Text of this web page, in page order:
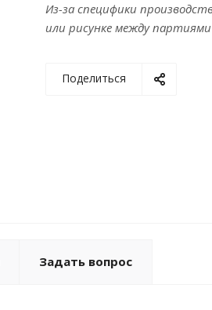
Из-за специфики
или рисунке между
Поделиться
Задать вопрос